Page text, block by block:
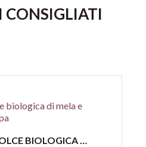
CONSIGLIATI
COMPOSTA DOLCE BIOLOGICA DI MELA E PEPERONCINO DI ALPA